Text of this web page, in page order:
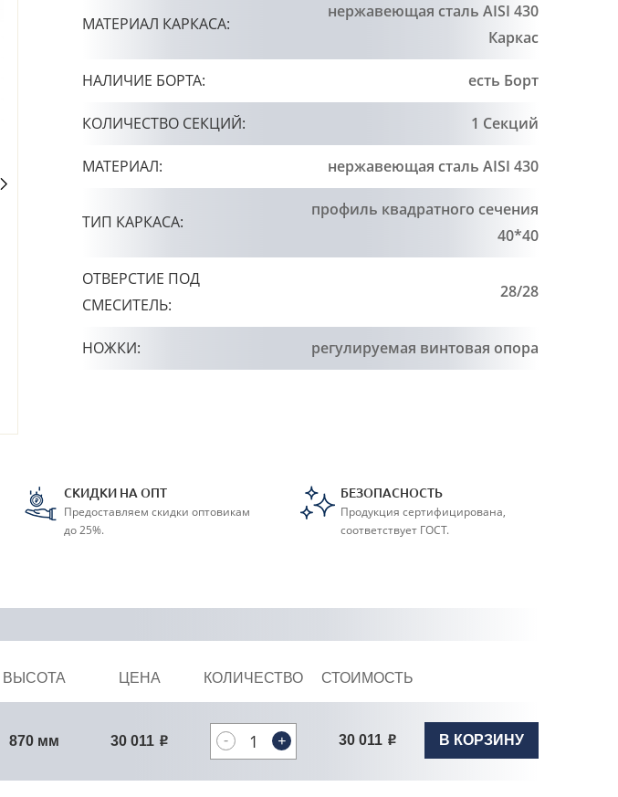
МАТЕРИАЛ КАРКАСА:
нержавеющая сталь AISI 430
Каркас
НАЛИЧИЕ БОРТА: есть Борт
КОЛИЧЕСТВО СЕКЦИЙ: 1 Секций
МАТЕРИАЛ: нержавеющая сталь AISI 430
ТИП КАРКАСА:
профиль квадратного сечения
40*40
ОТВЕРСТИЕ ПОД
СМЕСИТЕЛЬ:
28/28
НОЖКИ: регулируемая винтовая опора
СКИДКИ НА ОПТ
Предоставляем скидки оптовикам
до 25%.
БЕЗОПАСНОСТЬ
Продукция сертифицирована,
соответствует ГОСТ.
ВЫСОТА ЦЕНА КОЛИЧЕСТВО СТОИМОСТЬ
870 мм 30 011 Р - + 30 011 Р В КОРЗИНУ